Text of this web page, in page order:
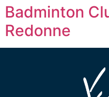
Badminton
Redonne